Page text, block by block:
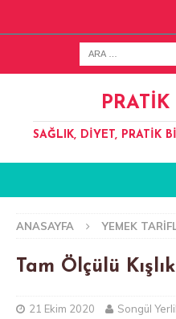
SAĞLIK, DIYET, PRATIK
ANASAYFA YEMEK
Tam Ölçülü
21 Ekim 2020 Songül